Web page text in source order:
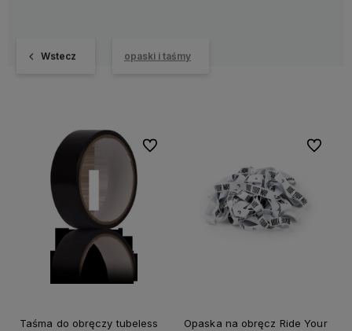
Wstecz opaski i taśmy
Taśma do obręczy tubeless
Do ulubionych
Opaska na obręcz Ride Your
Do